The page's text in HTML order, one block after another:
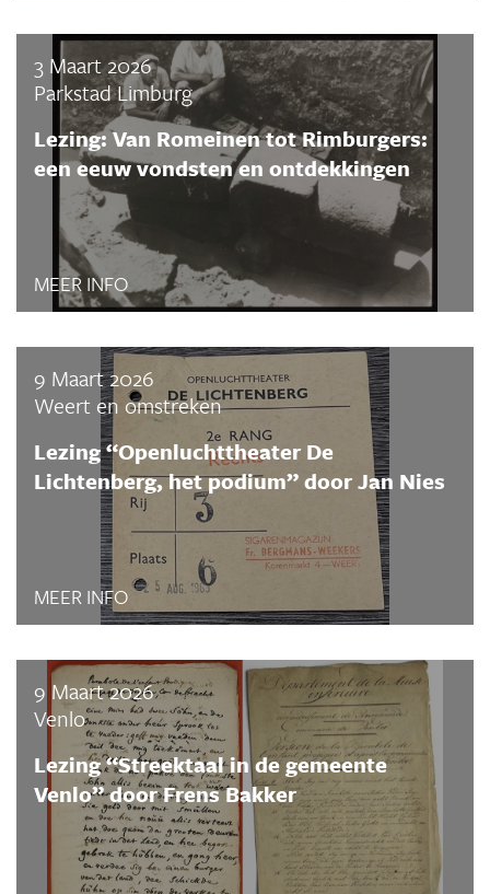
3 Maart 2026
Parkstad Limburg
Lezing: Van Romeinen tot Rimburgers:
een eeuw vondsten en ontdekkingen
MEER INFO
9 Maart 2026
Weert en omstreken
Lezing “Openluchttheater De
Lichtenberg, het podium” door Jan Nies
MEER INFO
9 Maart 2026
Venlo
Lezing “Streektaal in de gemeente
Venlo” door Frens Bakker